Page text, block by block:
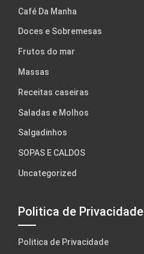
Café Da Manha
Doces e Sobremesas
Frutos do mar
Massas
Receitas caseiras
Saladas e Molhos
Salgadinhos
SOPAS E CALDOS
Uncategorized
Politica de Privacidade
Politica de Privacidade